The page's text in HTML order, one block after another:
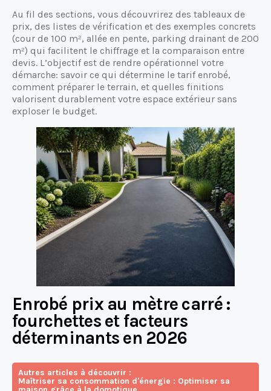
Au fil des sections, vous découvrirez des tableaux de
prix, des listes de vérification et des exemples concrets
(cour de 100 m², allée en pente, parking drainant de 200
m²) qui facilitent le chiffrage et la comparaison entre
devis. L’objectif est de rendre opérationnel votre
démarche: savoir ce qui détermine le tarif enrobé,
comment préparer le terrain, et quelles finitions
valorisent durablement votre espace extérieur sans
exploser le budget.
Enrobé prix au mètre carré :
fourchettes et facteurs
déterminants en 2026
Autres articles à découvrir :
Maîtriser sa consommation d'énergie : Optimiser sa